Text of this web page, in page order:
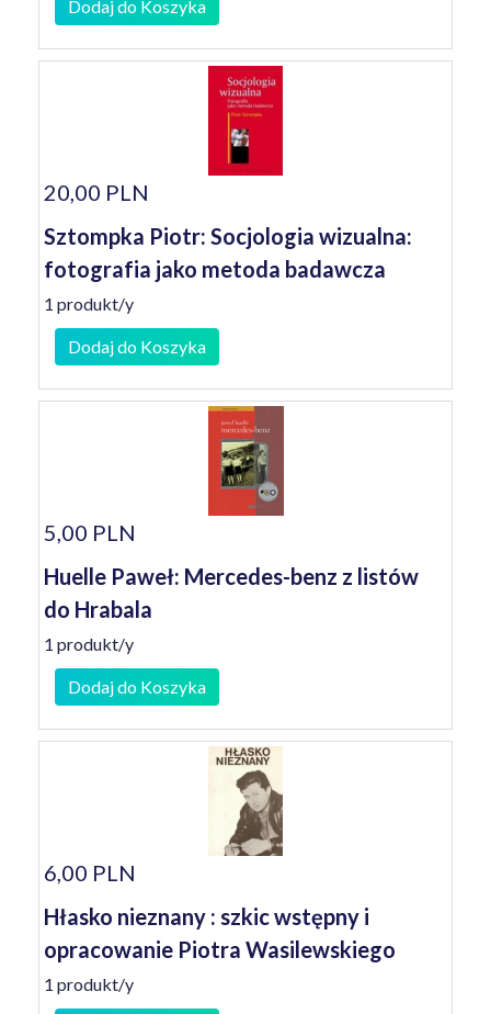
Dodaj do Koszyka
20,00 PLN
Sztompka Piotr: Socjologia wizualna:
fotografia jako metoda badawcza
1 produkt/y
Dodaj do Koszyka
5,00 PLN
Huelle Paweł: Mercedes-benz z listów
do Hrabala
1 produkt/y
Dodaj do Koszyka
6,00 PLN
Hłasko nieznany : szkic wstępny i
opracowanie Piotra Wasilewskiego
1 produkt/y